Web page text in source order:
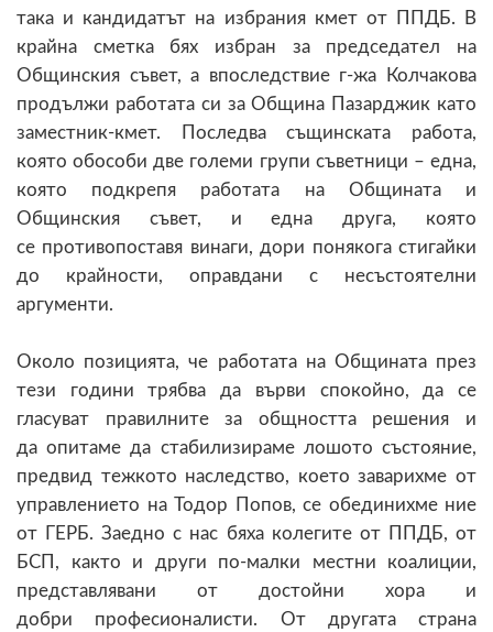
така и кандидатът на избрания кмет от ППДБ. В
крайна сметка бях избран за председател на
Общинския съвет, а впоследствие г-жа Колчакова
продължи работата си за Община Пазарджик като
заместник-кмет. Последва същинската работа,
която обособи две големи групи съветници – една,
която подкрепя работата на Общината и
Общинския съвет, и една друга, която
се противопоставя винаги, дори понякога стигайки
до крайности, оправдани с несъстоятелни
аргументи.
Около позицията, че работата на Общината през
тези години трябва да върви спокойно, да се
гласуват правилните за общността решения и
да опитаме да стабилизираме лошото състояние,
предвид тежкото наследство, което заварихме от
управлението на Тодор Попов, се обединихме ние
от ГЕРБ. Заедно с нас бяха колегите от ППДБ, от
БСП, както и други по-малки местни коалиции,
представлявани от достойни хора и
добри професионалисти. От другата страна